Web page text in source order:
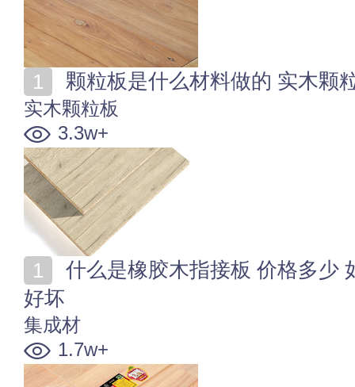
颗粒板是什么材料做的 实木颗
实木颗粒板
3.3w+
好坏
集成材
1.7w+